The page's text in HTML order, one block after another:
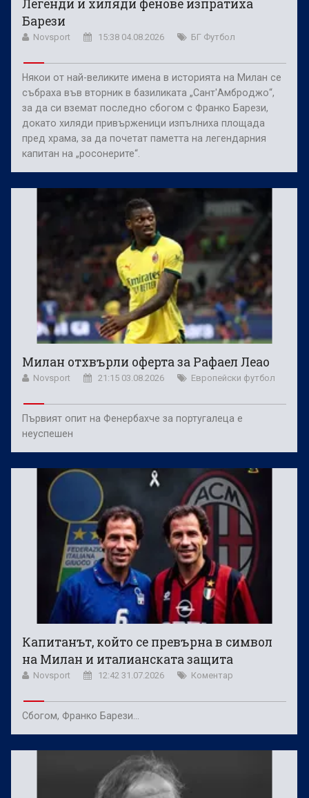
Легенди и хиляди фенове изпратиха
Барези
Novsport 15:38 04.08.2026 БГ Футбол
Някои от най-великите имена в историята на Милан се
събраха във вторник в базиликата „Сант'Амброджо“,
за да си вземат последно сбогом с Франко Барези,
докато хиляди привърженици изпълниха площада
пред храма, за да почетат паметта на легендарния
капитан на „росонерите“.
Милан отхвърли оферта за Рафаел Леао
Novsport 21:15 03.08.2026 Европейски футбол
Първият опит на Фенербахче за португалеца е
неуспешен
Капитанът, който се превърна в символ
на Милан и италианската защита
Novsport 12:42 31.07.2026 Коментар
Сбогом, Франко Барези...